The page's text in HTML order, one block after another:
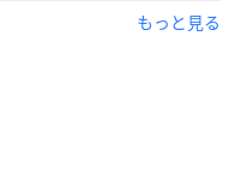
もっと見る